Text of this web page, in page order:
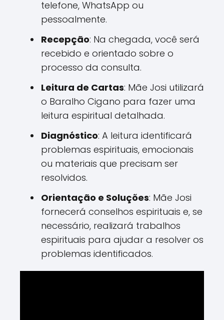
telefone, WhatsApp ou
pessoalmente.
Recepção: Na chegada, você será
recebido e orientado sobre o
processo da consulta.
Leitura de Cartas: Mãe Josi utilizará
o Baralho Cigano para fazer uma
leitura espiritual detalhada.
Diagnóstico: A leitura identificará
problemas espirituais, emocionais
ou materiais que precisam ser
resolvidos.
Orientação e Soluções: Mãe Josi
fornecerá conselhos espirituais e, se
necessário, realizará trabalhos
espirituais para ajudar a resolver os
problemas identificados.